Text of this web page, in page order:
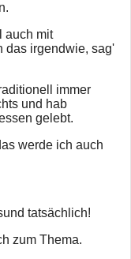
auch mit
das irgendwie, sag'
immer
und hab
gelebt.
werde ich auch
tatsächlich!
zum Thema.